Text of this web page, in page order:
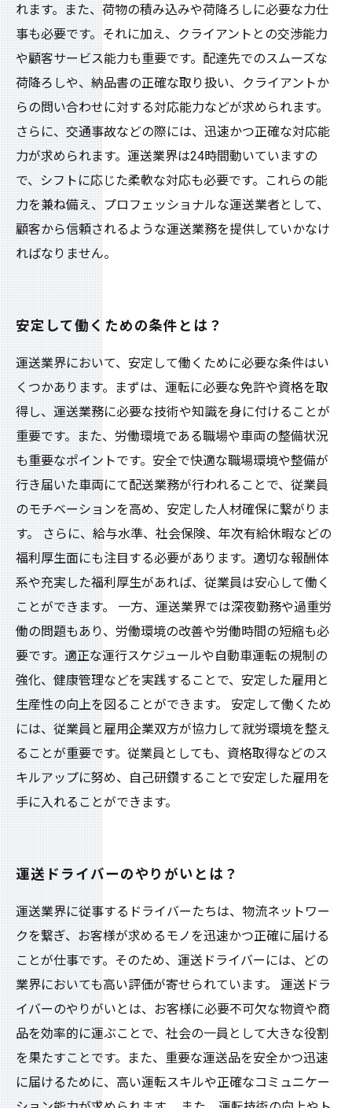
れます。また、荷物の積み込みや荷降ろしに必要な力仕
事も必要です。それに加え、クライアントとの交渉能力
や顧客サービス能力も重要です。配達先でのスムーズな
荷降ろしや、納品書の正確な取り扱い、クライアントか
らの問い合わせに対する対応能力などが求められます。
さらに、交通事故などの際には、迅速かつ正確な対応能
力が求められます。運送業界は24時間動いていますの
で、シフトに応じた柔軟な対応も必要です。これらの能
力を兼ね備え、プロフェッショナルな運送業者として、
顧客から信頼されるような運送業務を提供していかなけ
ればなりません。
安定して働くための条件とは？
運送業界において、安定して働くために必要な条件はい
くつかあります。まずは、運転に必要な免許や資格を取
得し、運送業務に必要な技術や知識を身に付けることが
重要です。また、労働環境である職場や車両の整備状況
も重要なポイントです。安全で快適な職場環境や整備が
行き届いた車両にて配送業務が行われることで、従業員
のモチベーションを高め、安定した人材確保に繋がりま
す。 さらに、給与水準、社会保険、年次有給休暇などの
福利厚生面にも注目する必要があります。適切な報酬体
系や充実した福利厚生があれば、従業員は安心して働く
ことができます。 一方、運送業界では深夜勤務や過重労
働の問題もあり、労働環境の改善や労働時間の短縮も必
要です。適正な運行スケジュールや自動車運転の規制の
強化、健康管理などを実践することで、安定した雇用と
生産性の向上を図ることができます。 安定して働くため
には、従業員と雇用企業双方が協力して就労環境を整え
ることが重要です。従業員としても、資格取得などのス
キルアップに努め、自己研鑽することで安定した雇用を
手に入れることができます。
運送ドライバーのやりがいとは？
運送業界に従事するドライバーたちは、物流ネットワー
クを繋ぎ、お客様が求めるモノを迅速かつ正確に届ける
ことが仕事です。そのため、運送ドライバーには、どの
業界においても高い評価が寄せられています。 運送ドラ
イバーのやりがいとは、お客様に必要不可欠な物資や商
品を効率的に運ぶことで、社会の一員として大きな役割
を果たすことです。また、重要な運送品を安全かつ迅速
に届けるために、高い運転スキルや正確なコミュニケー